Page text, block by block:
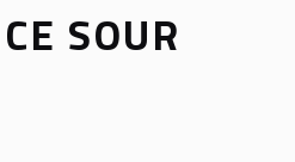
SOUR